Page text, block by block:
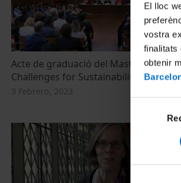
El lloc
vostra
finalitats
obtenir
Acte de graduació del Master in
Challenges for Sustainability. CHARM-
3 Febrero, 2023